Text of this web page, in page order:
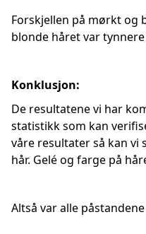
Forskjellen på mørkt og
blonde håret var
Konklusjon:
De resultatene vi har
statistikk som kan
våre resultater så kan
hår. Gelé og farge på
Altså var alle